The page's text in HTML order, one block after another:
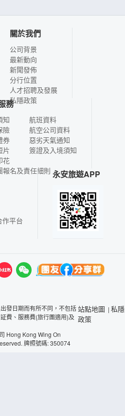
關於我們
公司背景
最新動向
新聞發佈
分行位置
人才招聘及發展
私隱政策
務
知
險
券
片
花
航班資料
航空公司資料
惡劣天氣通知
簽證及入境須知
報名及責任細則
作平台
永安旅遊APP
發日期而有所不同，不包括
費、服務費(旅行團適用)及
Hong Kong Wing On
牌照號碼: 350074
站點地圖 | 私隱
政策